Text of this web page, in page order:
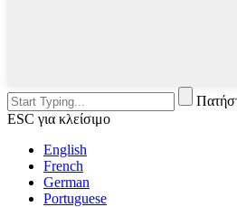
ESC για κλείσιμο
English
French
German
Portuguese